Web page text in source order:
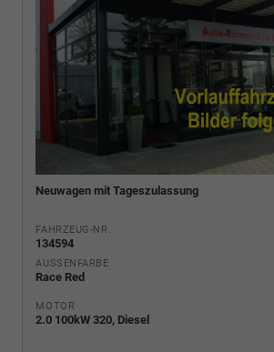
Neuwagen mit Tageszulassung
FAHRZEUG-NR.
134594
AUSSENFARBE
Race Red
MOTOR
2.0 100kW 320, Diesel